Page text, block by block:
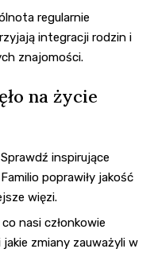
regularnie
integracji rodzin i
znajomości.
na życie
Sprawdź inspirujące
poprawiły jakość
więzi.
nasi członkowie
zmiany zauważyli w